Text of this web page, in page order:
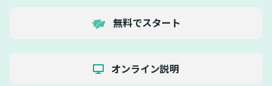
無料でスタート
オンライン説明